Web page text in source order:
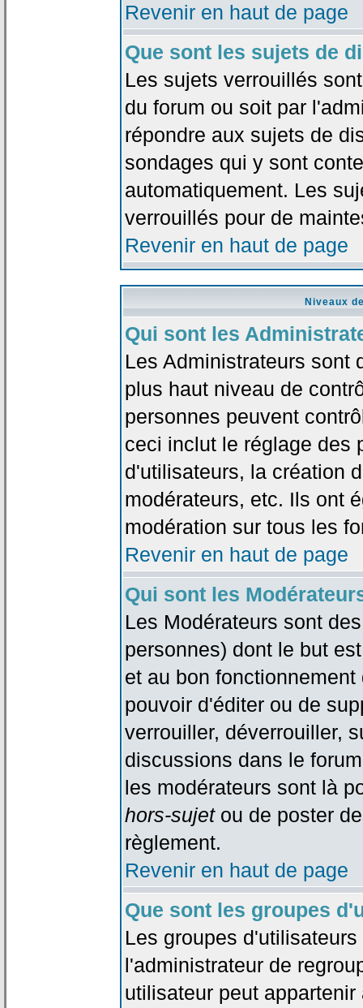
Revenir en haut de page
Que sont les sujets de
Les sujets verrouillés
du forum ou soit par
répondre aux sujets de
sondages qui y sont
automatiquement. Les
verrouillés pour de
Revenir en haut de page
Niveaux
Qui sont les
Les Administrateurs sont
plus haut niveau de
personnes peuvent
ceci inclut le réglage des
d'utilisateurs, la création
modérateurs, etc. Ils ont
modération sur tous les
Revenir en haut de page
Qui sont les
Les Modérateurs sont
personnes) dont le but
et au bon
pouvoir d'éditer ou de
verrouiller, déverrouiller,
discussions dans le
les modérateurs sont là
hors-sujetou de poster
règlement.
Revenir en haut de page
Que sont les groupes
Les groupes
l'administrateur de
utilisateur peut